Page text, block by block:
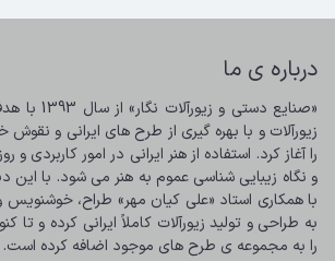
درباره ی ما
را به مجموعه ی طرح های موجود اضافه کرده است.